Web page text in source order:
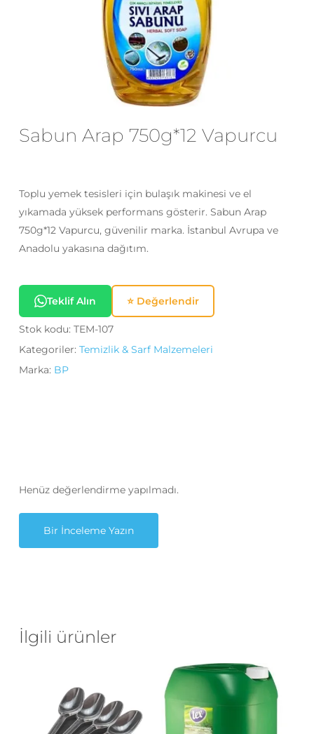
Sabun Arap 750g*12 Vapurcu
Toplu yemek tesisleri için bulaşık makinesi ve el
yıkamada yüksek performans gösterir. Sabun Arap
750g*12 Vapurcu, güvenilir marka. İstanbul Avrupa ve
Anadolu yakasına dağıtım.
Teklif Alın ⭐ Değerlendir
Stok kodu: TEM-107
Kategoriler: Temizlik & Sarf Malzemeleri
Marka: BP
Henüz değerlendirme yapılmadı.
Bir İnceleme Yazın
İlgili ürünler
E-posta*
Daha sonraki yorumlarımda
ve site adresim bu tarayıcıya